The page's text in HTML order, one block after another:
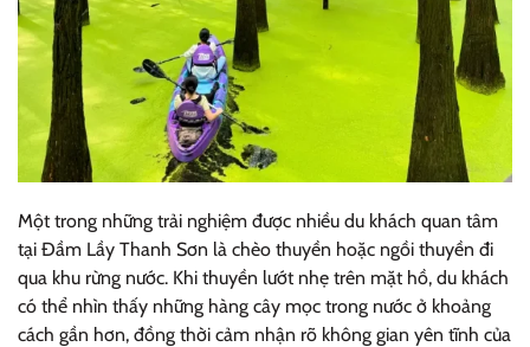
Một trong những trải nghiệm được nhiều du khách quan tâm
tại Đầm Lầy Thanh Sơn là chèo thuyền hoặc ngồi thuyền đi
qua khu rừng nước. Khi thuyền lướt nhẹ trên mặt hồ, du khách
có thể nhìn thấy những hàng cây mọc trong nước ở khoảng
cách gần hơn, đồng thời cảm nhận rõ không gian yên tĩnh của